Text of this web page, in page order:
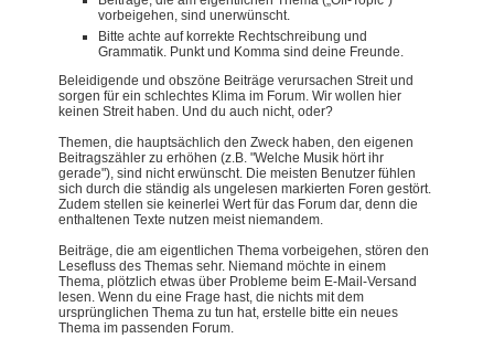
vorbeigehen, sind unerwünscht.
Bitte achte auf korrekte Rechtschreibung und
Grammatik. Punkt und Komma sind deine Freunde.
Beleidigende und obszöne Beiträge verursachen Streit und
sorgen für ein schlechtes Klima im Forum. Wir wollen hier
keinen Streit haben. Und du auch nicht, oder?
Themen, die hauptsächlich den Zweck haben, den eigenen
Beitragszähler zu erhöhen (z.B. "Welche Musik hört ihr
gerade"), sind nicht erwünscht. Die meisten Benutzer fühlen
sich durch die ständig als ungelesen markierten Foren gestört.
Zudem stellen sie keinerlei Wert für das Forum dar, denn die
enthaltenen Texte nutzen meist niemandem.
Beiträge, die am eigentlichen Thema vorbeigehen, stören den
Lesefluss des Themas sehr. Niemand möchte in einem
Thema, plötzlich etwas über Probleme beim E-Mail-Versand
lesen. Wenn du eine Frage hast, die nichts mit dem
ursprünglichen Thema zu tun hat, erstelle bitte ein neues
Thema im passenden Forum.